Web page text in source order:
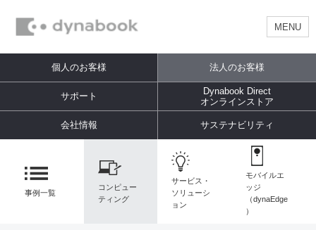
MENU
個人のお客様 法人のお客様
サポート
Dynabook Direct
オンラインストア
会社情報 サステナビリティ
事例一覧
コンピュー
ティング
サービス・
ソリューシ
ョン
モバイルエ
ッジ
（dynaEdge
）